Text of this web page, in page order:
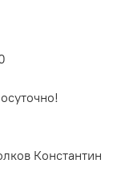
Константин